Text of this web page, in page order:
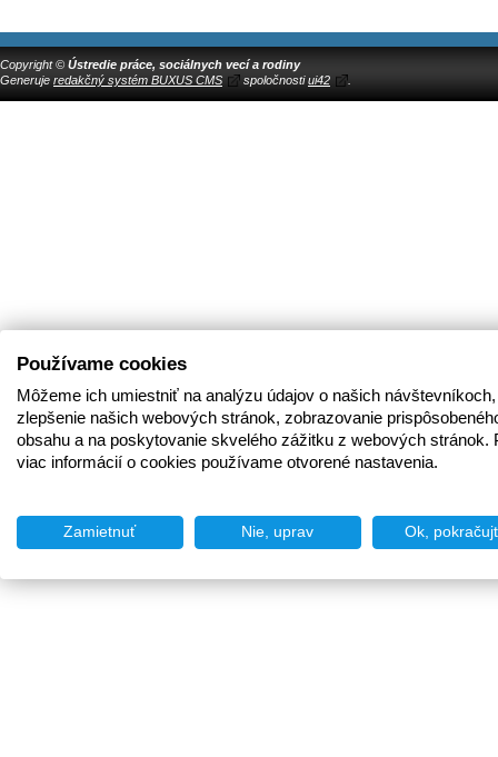
Copyright © Ústredie práce, sociálnych vecí a rodiny
Generuje redakčný systém BUXUS CMS spoločnostiui42
Používame cookies
Môžeme ich umiestniť na analýzu údajov o našich
zlepšenie našich webových stránok, zobrazovanie
obsahu a na poskytovanie skvelého zážitku z webových stránok.
viac informácií o cookies používame otvorené nastavenia.
Zamietnuť Nie, uprav Ok,